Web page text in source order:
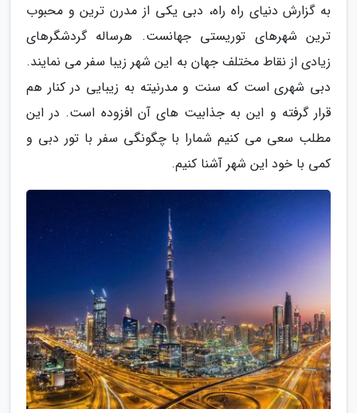
به گزارش دنیای راه راه، دبی یکی از مدرن ترین و محبوب
ترین شهرهای توریستی جهانست. هرساله گردشگرهای
زیادی از نقاط مختلف جهان به این شهر زیبا سفر می نمایند.
دبی شهری است که سنت و مدرنیته به زیبایی در کنار هم
قرار گرفته و این به جذابیت های آن افزوده است. در این
مطلب سعی می کنیم شمارا با چگونگی سفر با تور دبی و
کمی با خود این شهر آشنا کنیم.